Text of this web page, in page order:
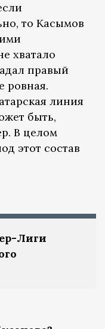
то Касымов
хватало
правый
ровная.
линия
быть,
В целом
этот состав
Лиги